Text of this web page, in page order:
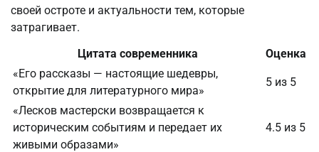
своей остроте и актуальности тем, которые
затрагивает.
Цитата современника
Оценка
«Его рассказы — настоящие шедевры,
открытие для литературного мира»
5 из 5
«Лесков мастерски возвращается к
историческим событиям и передает их
живыми образами»
4.5 из 5